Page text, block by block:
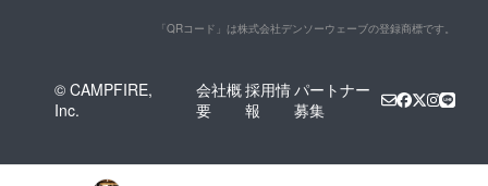
「QRコード」は株式会社デンソーウェーブの登録商標です。
© CAMPFIRE,
Inc.
会社概
要
採用情
報
パートナー
募集